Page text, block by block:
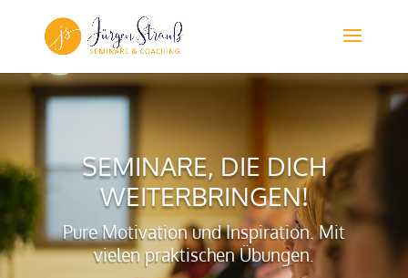
SEMINARE, DIE DICH
WEITERBRINGEN!
Pure Motivation und Inspiration. Mit
vielen praktischen Übungen.